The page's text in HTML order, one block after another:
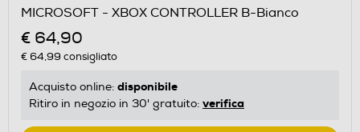
MICROSOFT - XBOX CONTROLLER B-Bianco
€ 64,90
€ 64,99 consigliato
Acquisto online: disponibile
Ritiro in negozio in 30' gratuito: verifica